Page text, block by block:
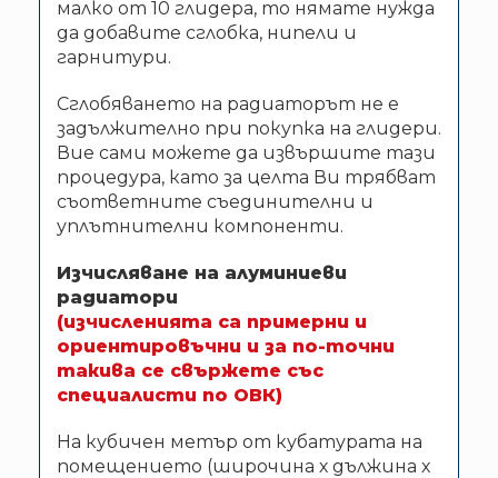
малко от 10 глидера, то нямате нужда
да добавите сглобка, нипели и
гарнитури.
Сглобяването на радиаторът не е
задължително при покупка на глидери.
Вие сами можете да извършите тази
процедура, като за целта Ви трябват
съответните съединителни и
уплътнителни компоненти.
Изчисляване на алуминиеви
радиатори
(изчисленията са примерни и
ориентировъчни и за по-точни
такива се свържете със
специалисти по ОВК)
На кубичен метър от кубатурата на
помещението (широчина х дължина х